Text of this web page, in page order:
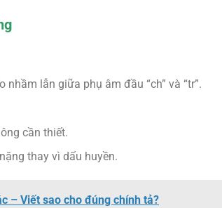
lẫn giữa phụ âm đầu “ch” và “tr”.
cần thiết.
thay vì dấu huyền.
– Viết sao cho đúng chính tả?